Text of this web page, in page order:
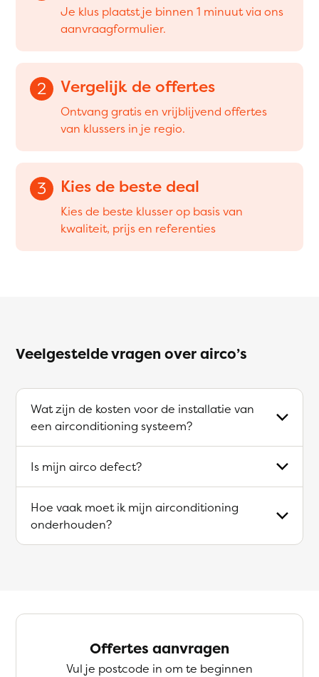
Je klus plaatst je binnen 1 minuut via ons
aanvraagformulier.
2 Vergelijk de offertes
Ontvang gratis en vrijblijvend offertes
van klussers in je regio.
3 Kies de beste deal
Kies de beste klusser op basis van
kwaliteit, prijs en referenties
Veelgestelde vragen over airco’s
Wat zijn de kosten voor de installatie van
een airconditioning systeem?
Is mijn airco defect?
Hoe vaak moet ik mijn airconditioning
onderhouden?
Offertes aanvragen
Vul je postcode in om te beginnen